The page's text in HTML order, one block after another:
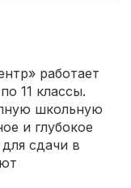
работает
11 классы.
школьную
и глубокое
сдачи в